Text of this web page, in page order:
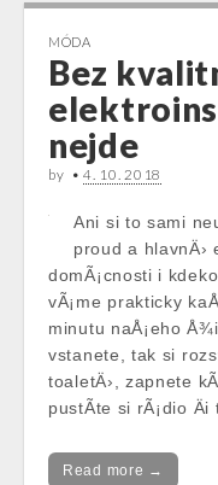
MÓDA
Bez
nejde
by •4. 10. 2018
Ani si to sami
proud a hlavnÄ›
domÃ¡cnosti i
vÃ¡me prakticky
minutu naÅ¡eho
vstanete, tak si
toaletÄ›, zapnete
pustÃ­te si rÃ¡dio Äi
Read more →